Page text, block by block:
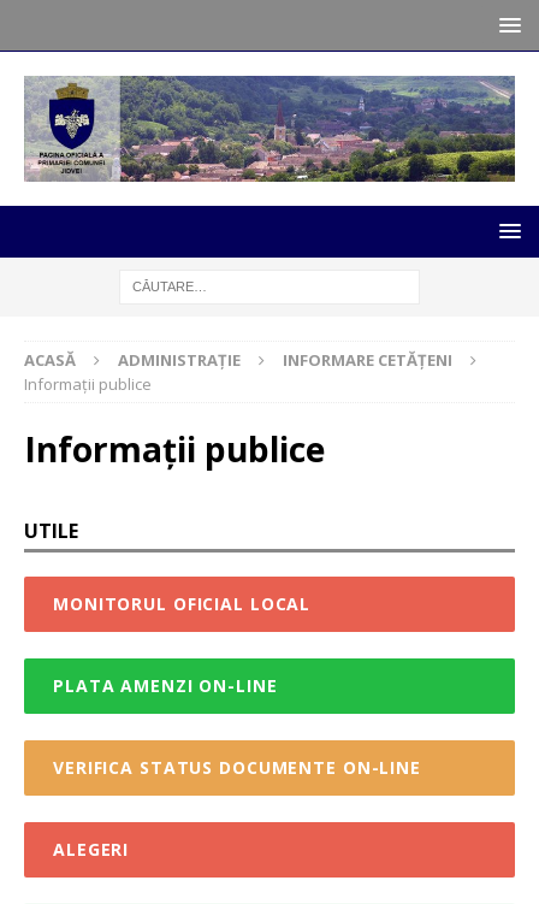
ACASĂ ADMINISTRAȚIE
INFORMARE CETĂȚENI
Informații publice
Informații publice
UTILE
MONITORUL OFICIAL LOCAL
PLATA AMENZI ON-LINE
VERIFICA STATUS DOCUMENTE ON-LINE
ALEGERI